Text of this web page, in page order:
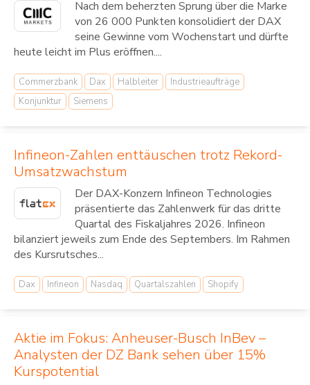
Nach dem beherzten Sprung über die Marke
von 26 000 Punkten konsolidiert der DAX
seine Gewinne vom Wochenstart und dürfte
heute leicht im Plus eröffnen....
Commerzbank Dax Halbleiter
Industrieaufträge
Konjunktur
Siemens
Infineon-Zahlen enttäuschen trotz Rekord-
Umsatzwachstum
Der DAX-Konzern Infineon Technologies
präsentierte das Zahlenwerk für das dritte
Quartal des Fiskaljahres 2026. Infineon
bilanziert jeweils zum Ende des Septembers. Im Rahmen
des Kursrutsches...
Dax Infineon Nasdaq Quartalszahlen Shopify
Aktie im Fokus: Anheuser-Busch InBev –
Analysten der DZ Bank sehen über 15%
Kurspotential